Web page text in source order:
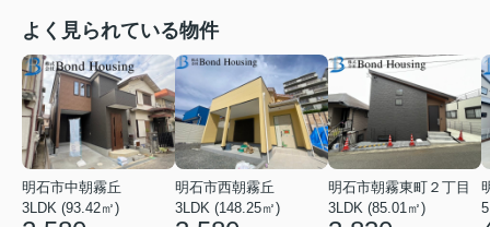
よく見られている物件
明石市中朝霧丘
3LDK (93.42㎡)
明石市西朝霧丘
3LDK (148.25㎡)
明石市朝霧東町２丁目
3LDK (85.01㎡)